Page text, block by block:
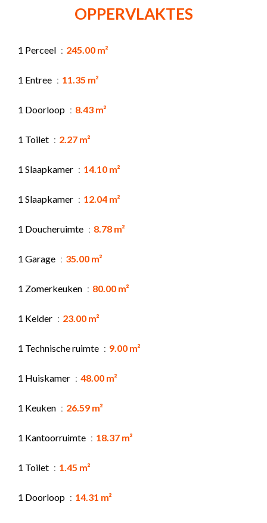
OPPERVLAKTES
1 Perceel 245.00 m²
1 Entree 11.35 m²
1 Doorloop 8.43 m²
1 Toilet 2.27 m²
1 Slaapkamer 14.10 m²
1 Slaapkamer 12.04 m²
1 Doucheruimte 8.78 m²
1 Garage 35.00 m²
1 Zomerkeuken 80.00 m²
1 Kelder 23.00 m²
1 Technische ruimte 9.00 m²
1 Huiskamer 48.00 m²
1 Keuken 26.59 m²
1 Kantoorruimte 18.37 m²
1 Toilet 1.45 m²
1 Doorloop 14.31 m²